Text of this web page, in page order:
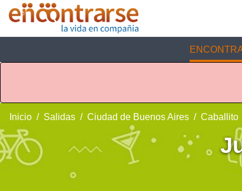
Inicio Salidas Ciudad de Buenos Aires Caballito